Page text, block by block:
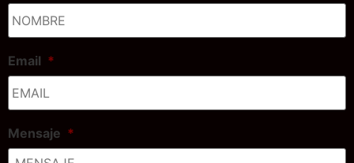
Email *
Mensaje *